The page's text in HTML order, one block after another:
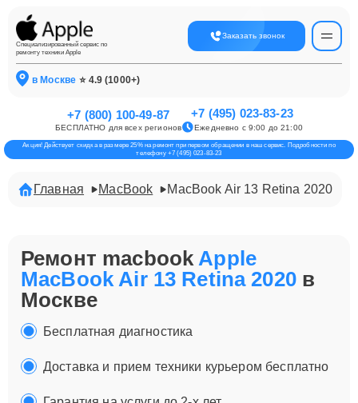
Специализированный сервис по
ремонту техники Apple
Заказать звонок
в Москве ⭐ 4.9 (1000+)
+7 (800) 100-49-87
БЕСПЛАТНО для всех регионов
+7 (495) 023-83-23
Ежедневно с 9:00 до 21:00
Акция! Действует скидка в размере 25% на ремонт при первом обращении в наш сервис. Подробности по
телефону +7 (495) 023-83-23
Главная MacBook MacBook Air 13 Retina 2020
Ремонт macbookApple
MacBook Air 13 Retina 2020в
Москве
Бесплатная диагностика
Доставка и прием техники курьером бесплатно